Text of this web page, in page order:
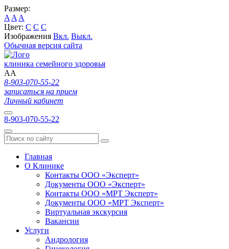
Размер:
A A A
Цвет: C C C
Изображения Вкл. Выкл.
Обычная версия сайта
клиника семейного здоровья
AA
8-903-070-55-22
записаться на прием
Личный кабинет
8-903-070-55-22
Главная
О Клинике
Контакты ООО «Эксперт»
Документы ООО «Эксперт»
Контакты ООО «МРТ Эксперт»
Документы ООО «МРТ Эксперт»
Виртуальная экскурсия
Вакансии
Услуги
Андрология